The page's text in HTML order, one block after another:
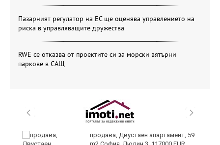
Пазарният регулатор на ЕС ще оценява управлението на
риска в управляващите дружества
RWE се отказва от проектите си за морски вятърни
паркове в САЩ
продава, Двустаен апартамент, 59